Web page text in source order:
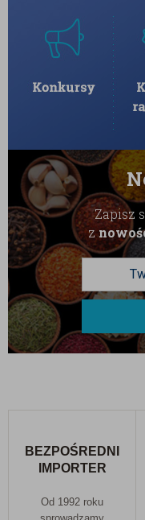
Zapisz
z
BEZPOŚREDNI
IMPORTER
Od 1992 roku